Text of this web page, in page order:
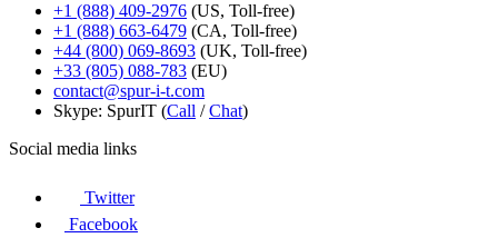
+1 (888) 409-2976 (US, Toll-free)
+1 (888) 663-6479 (CA, Toll-free)
+44 (800) 069-8693 (UK, Toll-free)
+33 (805) 088-783 (EU)
contact@spur-i-t.com
Skype: SpurIT (Call /Chat)
Social media links
Twitter
Facebook